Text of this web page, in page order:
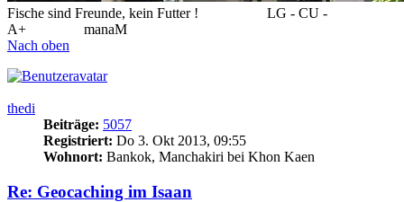
Fische sind Freunde, kein Futter !
LG - CU -
A+
manaM
Nach oben
thedi
Beiträge: 5057
Registriert: Do 3. Okt 2013, 09:55
Wohnort: Bankok, Manchakiri bei Khon Kaen
Re: Geocaching im Isaan